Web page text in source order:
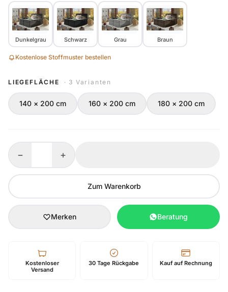
Dunkelgrau Schwarz Grau Braun
Kostenlose Stoffmuster bestellen
LIEGEFLÄCHE · 3 Varianten
140 × 200 cm 160 × 200 cm 180 × 200 cm
− +
Zum Warenkorb
Merken Beratung
Kostenloser
Versand
30 Tage Rückgabe Kauf auf Rechnung